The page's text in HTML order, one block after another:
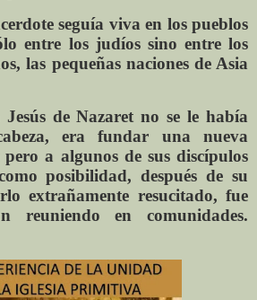
seguía viva en los pueblos
entre los judíos sino entre los
las pequeñas naciones de Asia
de Nazaret no se le había
era fundar una nueva
pero a algunos de sus discípulos
posibilidad, después de su
extrañamente resucitado, fue
reuniendo en comunidades.